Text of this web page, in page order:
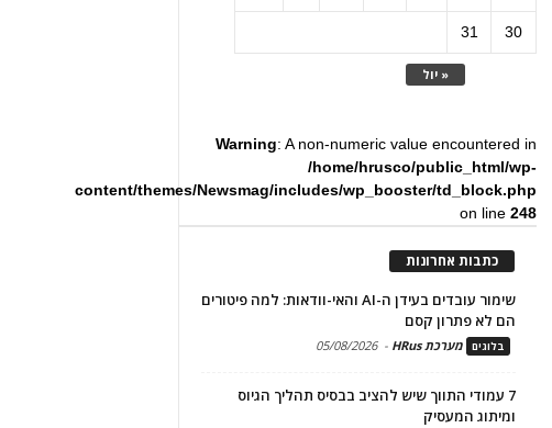
« יול
30
31
Warning: A non-numeric value encountered in
/home/hrusco/public_html/wp-
content/themes/Newsmag/includes/wp_booster/td_block.php
on line248
כתבות אחרונות
שימור עובדים בעידן ה-AI והאי-וודאות: למה פיטורים
הם לא פתרון קסם
בלוגים מערכת HRus -
05/08/2026
7 עמודי התווך שיש להציב בבסיס תהליך הגיוס
ומיתוג המעסיק